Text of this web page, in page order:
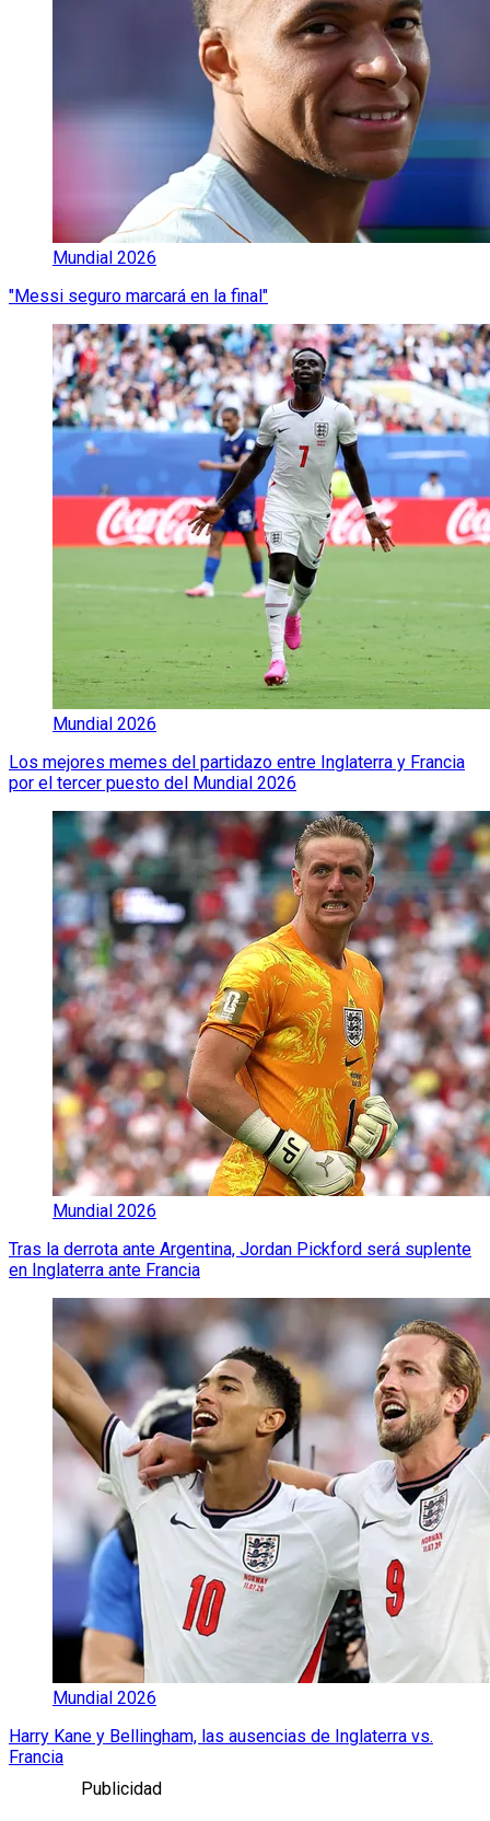
Mundial 2026
"Messi seguro marcará en la final"
Mundial 2026
Los mejores memes del partidazo entre Inglaterra y Francia
por el tercer puesto del Mundial 2026
Mundial 2026
Tras la derrota ante Argentina, Jordan Pickford será suplente
en Inglaterra ante Francia
Mundial 2026
Harry Kane y Bellingham, las ausencias de Inglaterra vs.
Francia
Publicidad